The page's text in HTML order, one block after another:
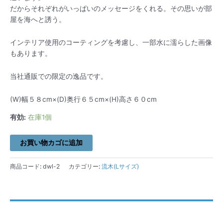
だからそれぞれがいっぱいのメッセージをくれる。その思いが部
屋を海へと誘う。
インテリア使用のコーティングを考慮し、一部水に濡らした画像
もあります。
当社通販での限定の逸品です。
(W)幅５８cm×(D)奥行６５cm×(H)高さ６０cm
有効: 在庫1個
お買い物カゴに追加
商品コード: dwl-2 カテゴリー: 流木(Lサイズ)